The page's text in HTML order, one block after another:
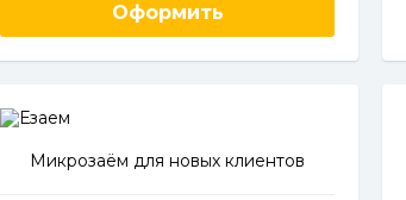
Оформить
Микрозаём для новых клиентов